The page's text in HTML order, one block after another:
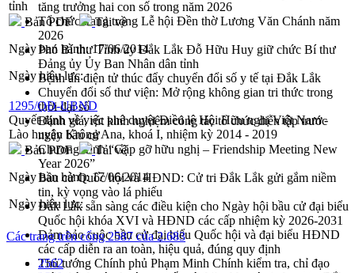
tăng trưởng hai con số trong năm 2026
Tổ chức trang trọng Lễ hội Đền thờ Lương Văn Chánh năm
2026
Phó Bí thư Tỉnh ủy Đắk Lắk Đỗ Hữu Huy giữ chức Bí thư
Đảng ủy Ủy Ban Nhân dân tỉnh
Bệnh án điện tử thúc đẩy chuyển đổi số y tế tại Đắk Lắk
Chuyển đổi số thư viện: Mở rộng không gian tri thức trong
thời đại số
Đánh giá, rút kinh nghiệm công tác tổ chức diễn tập trước
ngày bầu cử
Chương trình “Gặp gỡ hữu nghị – Friendship Meeting New
Year 2026”
Bầu cử Quốc hội và HĐND: Cử tri Đắk Lắk gửi gắm niềm
tin, kỳ vọng vào lá phiếu
Đắk Lắk sẵn sàng các điều kiện cho Ngày hội bầu cử đại biểu
Quốc hội khóa XVI và HĐND các cấp nhiệm kỳ 2026-2031
Đảm bảo cuộc bầu cử đại biểu Quốc hội và đại biểu HĐND
các cấp diễn ra an toàn, hiệu quả, đúng quy định
Thủ tướng Chính phủ Phạm Minh Chính kiểm tra, chỉ đạo
tỉnh
Bản PDF
Tải về
Ngày ban hành:17/06/2014
Ngày hiệu lực:
1295/QĐ-UBND
Quyết định về việc phê duyệt Điều lệ Hội Hữu nghị Việt Nam -
Lào huyện Krông Ana, khoá I, nhiệm kỳ 2014 - 2019
Bản PDF
Tải về
Ngày ban hành:17/06/2014
Ngày hiệu lực:
Các trang trên cổng 2587 của 2.683
2562